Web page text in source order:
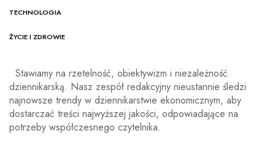
TECHNOLOGIA
ŻYCIE I ZDROWIE
Stawiamy na rzetelność, obiektywizm i niezależność
dziennikarską. Nasz zespół redakcyjny nieustannie śledzi
najnowsze trendy w dziennikarstwie ekonomicznym, aby
dostarczać treści najwyższej jakości, odpowiadające na
potrzeby współczesnego czytelnika.